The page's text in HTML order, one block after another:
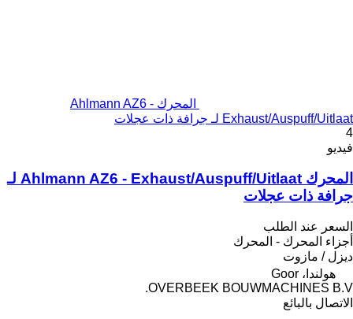
المحرك Ahlmann AZ6 -
Exhaust/Auspuff/Uitlaat لـ جرافة ذات عجلات
4
فيديو
المحرك Ahlmann AZ6 - Exhaust/Auspuff/Uitlaat لـ
جرافة ذات عجلات
السعر عند الطلب
أجزاء المحرك - المحرك
ديزل / مازوت
هولندا، Goor
OVERBEEK BOUWMACHINES B.V.
الاتصال بالبائع